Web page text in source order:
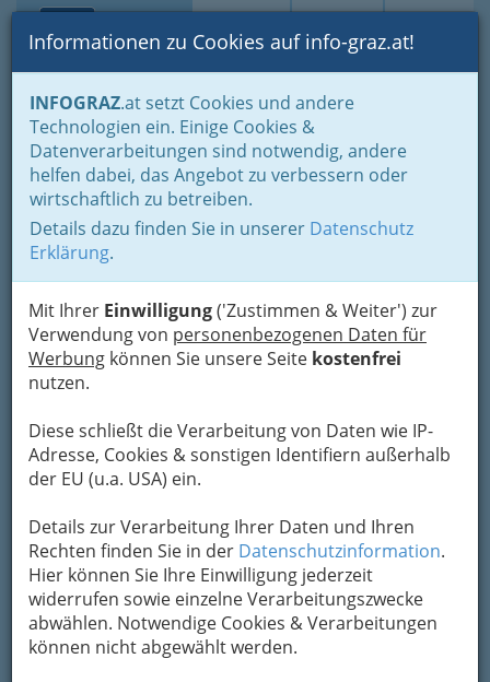
Suche Login Toggle
Informationen zu Cookies auf info-graz.at!
INFOGRAZ.at setzt Cookies und andere
Technologien ein. Einige Cookies &
Datenverarbeitungen sind notwendig, andere
helfen dabei, das Angebot zu verbessern oder
wirtschaftlich zu betreiben.
Details dazu finden Sie in unserer Datenschutz
Erklärung.
Mit Ihrer Einwilligung('Zustimmen & Weiter') zur
Verwendung von personenbezogenen Daten für
Werbung können Sie unsere Seite kostenfrei
nutzen.
Diese schließt die Verarbeitung von Daten wie IP-
Adresse, Cookies & sonstigen Identifiern außerhalb
der EU (u.a. USA) ein.
Details zur Verarbeitung Ihrer Daten und Ihren
Rechten finden Sie in der Datenschutzinformation.
Hier können Sie Ihre Einwilligung jederzeit
widerrufen sowie einzelne Verarbeitungszwecke
abwählen. Notwendige Cookies & Verarbeitungen
können nicht abgewählt werden.
Home Gastronomie
Cafés, Konditoreien & Eis
Café Konditoreien in Graz und Umgebung - Paradies für
Nachschkatzen
Cafe Konditoreien - früher
eher Kaffeehaus - bieten
neben Kaffee und Tee feine
Mehlspeisen!
Konditoreien betonen oft mehr
die künstlerische Seite des
Handwerks.